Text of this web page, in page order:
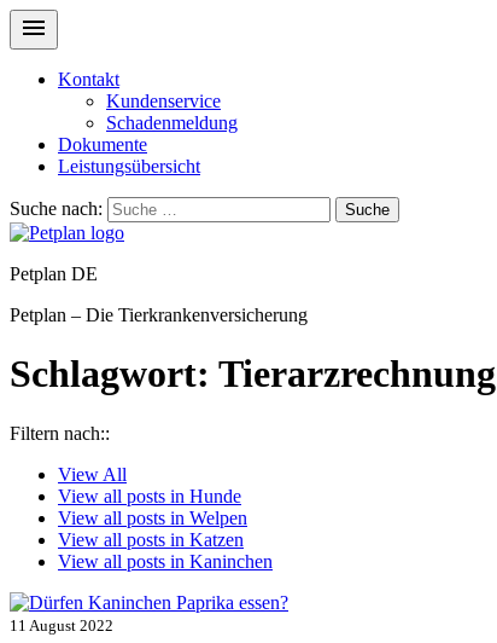
Kontakt
Kundenservice
Schadenmeldung
Dokumente
Leistungsübersicht
Suche nach: Suche
Petplan DE
Petplan – Die Tierkrankenversicherung
Schlagwort: Tierarzrechnung
Filtern nach::
View All
View all posts in Hunde
View all posts in Welpen
View all posts in Katzen
View all posts in Kaninchen
11 August 2022